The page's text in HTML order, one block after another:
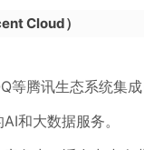
Cloud）
等腾讯生态系统集成
和大数据服务。